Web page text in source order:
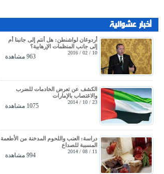
أخبار عشوائية
أردوغان لواشنطن: هل أنتم إلى جانبنا أم
إلى جانب المنظمات الإرهابية؟
10 / 02 / 2016
963 مشاهدة
الكشف عن تعرض الخادمات للضرب
والاغتصاب بالإمارات
23 / 10 / 2014
1075 مشاهدة
دراسة: العنب واللحوم المدخنة من الأطعمة
المسببة للصداع
11 / 08 / 2014
994 مشاهدة